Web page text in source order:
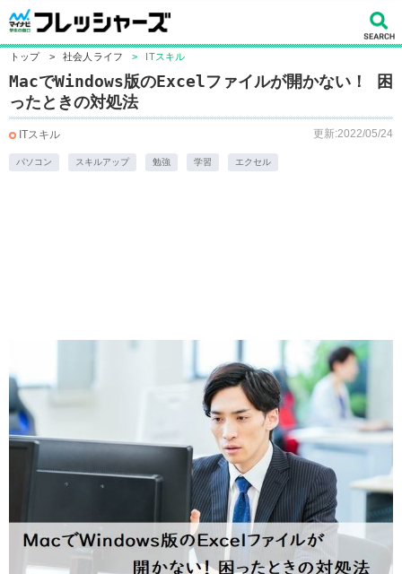
トップ > 社会人ライフ > ITスキル
MacでWindows版のExcelファイルが開かない！ 困
ったときの対処法
ITスキル 更新:2022/05/24
パソコン スキルアップ 勉強 学習 エクセル